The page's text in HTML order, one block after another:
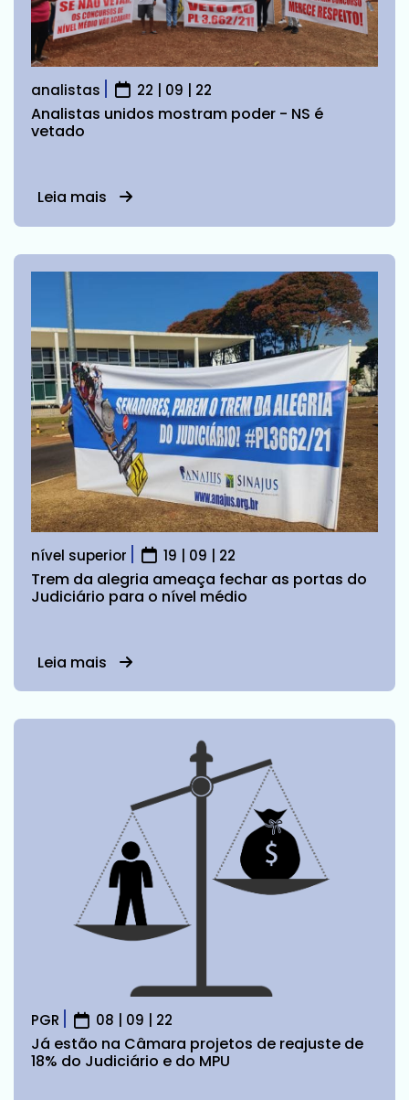
analistas 22 | 09 | 22
Analistas unidos mostram poder - NS é
vetado
Leia mais
nível superior 19 | 09 | 22
Trem da alegria ameaça fechar as portas do
Judiciário para o nível médio
Leia mais
PGR 08 | 09 | 22
Já estão na Câmara projetos de reajuste de
18% do Judiciário e do MPU